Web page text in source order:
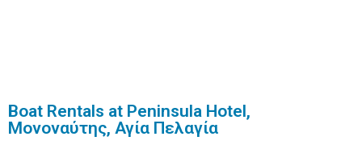
Boat Rentals at Peninsula Hotel,
Μονοναύτης, Αγία Πελαγία